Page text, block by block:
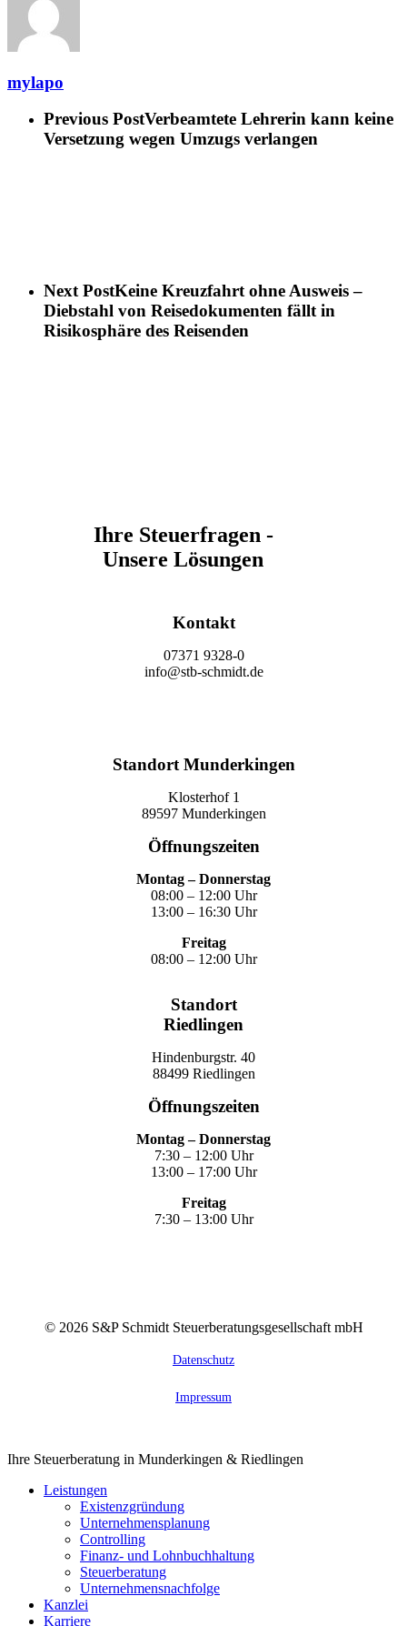
mylapo
Previous PostVerbeamtete Lehrerin kann keine
Versetzung wegen Umzugs verlangen
Next PostKeine Kreuzfahrt ohne Ausweis –
Diebstahl von Reisedokumenten fällt in
Risikosphäre des Reisenden
Ihre Steuerfragen -
Unsere Lösungen
Kontakt
07371 9328-0
info@stb-schmidt.de
Standort Munderkingen
Klosterhof 1
89597 Munderkingen
Öffnungszeiten
Montag – Donnerstag
08:00 – 12:00 Uhr
13:00 – 16:30 Uhr
Freitag
08:00 – 12:00 Uhr
Standort
Riedlingen
Hindenburgstr. 40
88499 Riedlingen
Öffnungszeiten
Montag – Donnerstag
7:30 – 12:00 Uhr
13:00 – 17:00 Uhr
Freitag
7:30 – 13:00 Uhr
© 2026S&P Schmidt Steuerberatungsgesellschaft mbH
Datenschutz
Impressum
Close
Ihre Steuerberatung in Munderkingen & Riedlingen
Leistungen
Existenzgründung
Unternehmensplanung
Controlling
Finanz- und Lohnbuchhaltung
Steuerberatung
Unternehmensnachfolge
Kanzlei
Karriere